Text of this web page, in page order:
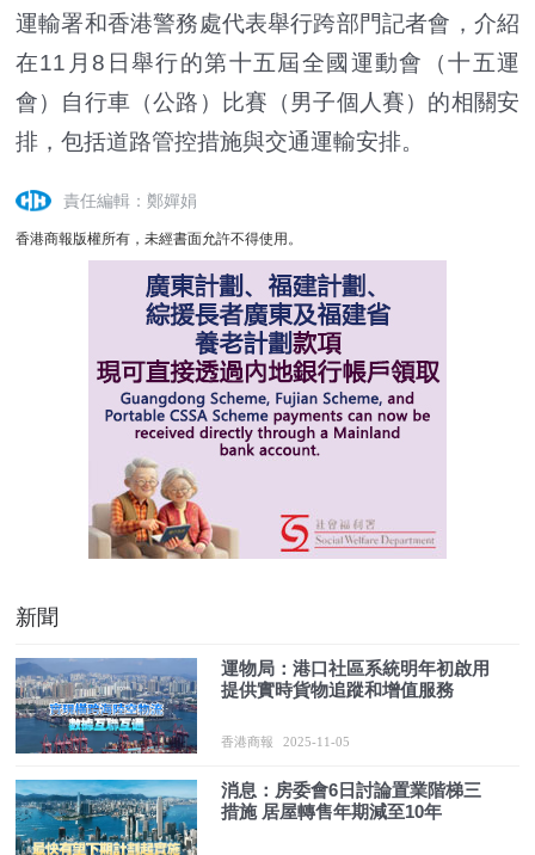
運輸署和香港警務處代表舉行跨部門記者會，介紹
在11月8日舉行的第十五屆全國運動會（十五運
會）自行車（公路）比賽（男子個人賽）的相關安
排，包括道路管控措施與交通運輸安排。
責任編輯：鄭嬋娟
香港商報版權所有，未經書面允許不得使用。
新聞
運物局：港口社區系統明年初啟用
提供實時貨物追蹤和增值服務
香港商報 2025-11-05
消息：房委會6日討論置業階梯三
措施 居屋轉售年期減至10年